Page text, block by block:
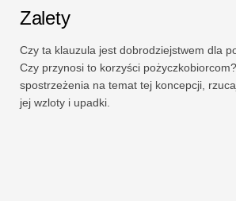
Zalety
Czy ta klauzula jest dobrodziejstwem dla
Czy przynosi to korzyści
spostrzeżenia na temat tej koncepcji,
jej wzloty i upadki.